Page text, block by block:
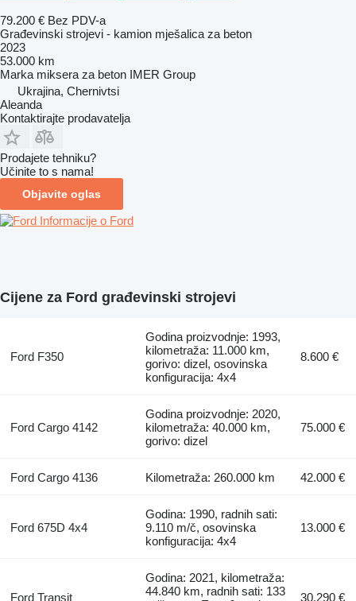
79.200 € Bez PDV-a
Građevinski strojevi - kamion mješalica za beton
2023
53.000 km
Marka miksera za beton IMER Group
Ukrajina, Chernivtsi
Aleanda
Kontaktirajte prodavatelja
Prodajete tehniku?
Učinite to s nama!
Objavite oglas
Informacije o Ford
Cijene za Ford građevinski strojevi
Ford F350
Godina proizvodnje: 1993,
kilometraža: 11.000 km,
gorivo: dizel, osovinska
konfiguracija: 4x4
8.600 €
Ford Cargo 4142
Godina proizvodnje: 2020,
kilometraža: 40.000 km,
gorivo: dizel
75.000 €
Ford Cargo 4136 Kilometraža: 260.000 km 42.000 €
Ford 675D 4x4
Godina: 1990, radnih sati:
9.110 m/č, osovinska
konfiguracija: 4x4
13.000 €
Ford Transit
Godina: 2021, kilometraža:
44.840 km, radnih sati: 133
30.290 €